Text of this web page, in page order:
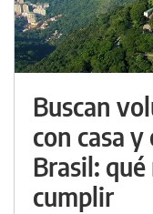
Buscan
con casa
Brasil:
cumplir